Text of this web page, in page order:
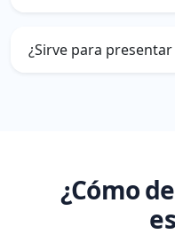
¿Sirve para
¿Cómo